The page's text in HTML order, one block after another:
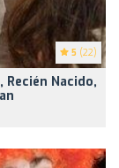
5 (22)
Nacido,